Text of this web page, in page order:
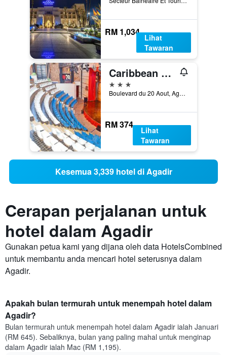
RM 1,034
Lihat
Tawaran
Caribbean Village Agador
3 bintang
Boulevard du 20 Aout, Agadir, Morocco
RM 374
Lihat
Tawaran
Kesemua 3,339 hotel di Agadir
Cerapan perjalanan untuk
hotel dalam Agadir
Gunakan petua kami yang dijana oleh data HotelsCombined
untuk membantu anda mencari hotel seterusnya dalam
Agadir.
Apakah bulan termurah untuk menempah hotel dalam
Agadir?
Bulan termurah untuk menempah hotel dalam Agadir ialah Januari
(RM 645). Sebaliknya, bulan yang paling mahal untuk menginap
dalam Agadir ialah Mac (RM 1,195).